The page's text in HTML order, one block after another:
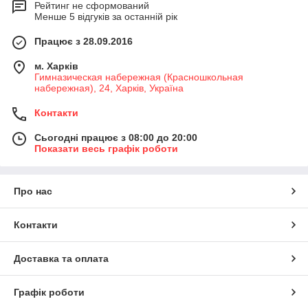
Рейтинг не сформований
Менше 5 відгуків за останній рік
Працює з 28.09.2016
м. Харків
Гимназическая набережная (Красношкольная
набережная), 24, Харків, Україна
Контакти
Сьогодні працює з 08:00 до 20:00
Показати весь графік роботи
Про нас
Контакти
Доставка та оплата
Графік роботи